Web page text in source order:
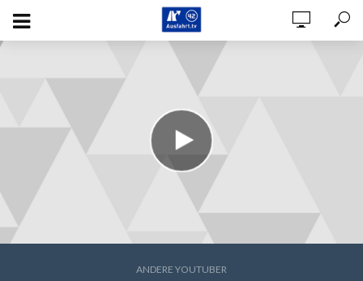
ANDERE YOUTUBER